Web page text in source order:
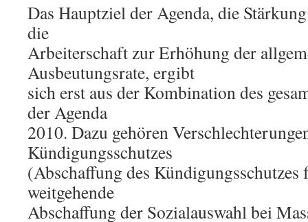
Das Hauptziel der Agenda, die
die
Arbeiterschaft zur Erhöhung der
Ausbeutungsrate, ergibt
sich erst aus der Kombination des
der Agenda
2010. Dazu gehören
Kündigungsschutzes
(Abschaffung des
weitgehende
Abschaffung der Sozialauswahl bei